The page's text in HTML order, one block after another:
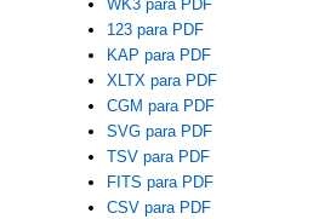
WK3 para PDF
123 para PDF
KAP para PDF
XLTX para PDF
CGM para PDF
SVG para PDF
TSV para PDF
FITS para PDF
CSV para PDF